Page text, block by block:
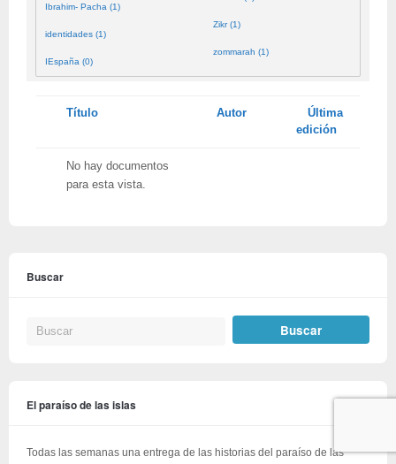
Ibrahim- Pacha (1)
identidades (1)
IEspaña (0)
Zikr (1)
zommarah (1)
Tienes
Título Autor
Última
edición
No hay documentos
para esta vista.
Buscar
El paraíso de las islas
Todas las semanas una entrega de las historias del paraíso de las